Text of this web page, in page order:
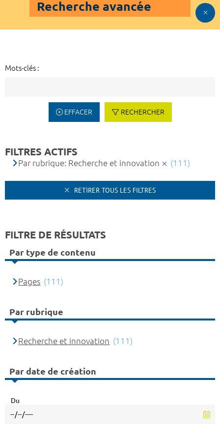
Recherche avancée
Mots-clés :
EFFACER RECHERCHER
FILTRES ACTIFS
Par rubrique: Recherche et innovation (111)
RETIRER TOUS LES FILTRES
FILTRE DE RÉSULTATS
Par type de contenu
Pages (111)
Par rubrique
Recherche et innovation (111)
Par date de création
Du